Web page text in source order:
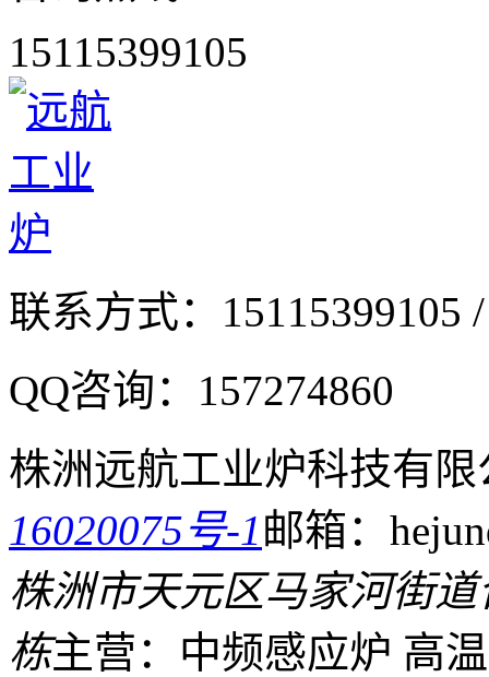
15115399105
联系方式： 15115399105
QQ咨询： 157274860
株洲远航工业炉科技有限
16020075号-1邮箱：
株洲市天元区马家河街
栋主营：中频感应炉 高